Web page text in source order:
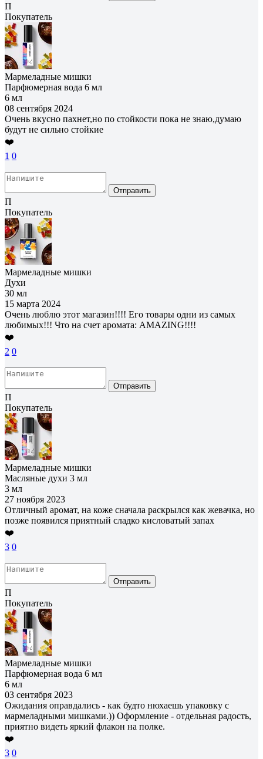
П
Покупатель
Мармеладные мишки
Парфюмерная вода 6 мл
6 мл
08 сентября 2024
Очень вкусно пахнет,но по стойкости пока не знаю,думаю
будут не сильно стойкие
❤️
1 0
Отправить
П
Покупатель
Мармеладные мишки
Духи
30 мл
15 марта 2024
Очень люблю этот магазин!!!! Его товары одни из самых
любимых!!! Что на счет аромата: AMAZING!!!!
❤️
2 0
Отправить
П
Покупатель
Мармеладные мишки
Масляные духи 3 мл
3 мл
27 ноября 2023
Отличный аромат, на коже сначала раскрылся как жевачка, но
позже появился приятный сладко кисловатый запах
❤️
3 0
Отправить
П
Покупатель
Мармеладные мишки
Парфюмерная вода 6 мл
6 мл
03 сентября 2023
Ожидания оправдались - как будто нюхаешь упаковку с
мармеладными мишками.)) Оформление - отдельная радость,
приятно видеть яркий флакон на полке.
❤️
3 0